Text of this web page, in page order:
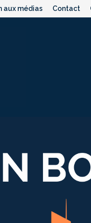
aux médias Contact